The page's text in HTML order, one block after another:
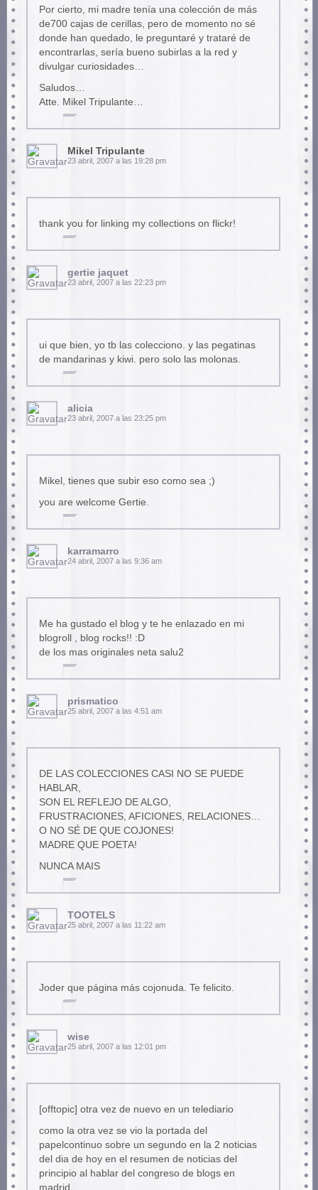
Por cierto, mi madre tenía una colección de más
de700 cajas de cerillas, pero de momento no sé
donde han quedado, le preguntaré y trataré de
encontrarlas, sería bueno subirlas a la red y
divulgar curiosidades…
Saludos…
Atte. Mikel Tripulante…
Mikel Tripulante
23 abril, 2007 a las 19:28 pm
thank you for linking my collections on flickr!
gertie jaquet
23 abril, 2007 a las 22:23 pm
ui que bien, yo tb las colecciono. y las pegatinas
de mandarinas y kiwi. pero solo las molonas.
alicia
23 abril, 2007 a las 23:25 pm
Mikel, tienes que subir eso como sea ;)
you are welcome Gertie.
karramarro
24 abril, 2007 a las 9:36 am
Me ha gustado el blog y te he enlazado en mi
blogroll , blog rocks!! :D
de los mas originales neta salu2
prismatico
25 abril, 2007 a las 4:51 am
DE LAS COLECCIONES CASI NO SE PUEDE
HABLAR,
SON EL REFLEJO DE ALGO,
FRUSTRACIONES, AFICIONES, RELACIONES…
O NO SÉ DE QUE COJONES!
MADRE QUE POETA!
NUNCA MAIS
TOOTELS
25 abril, 2007 a las 11:22 am
Joder que página más cojonuda. Te felicito.
wise
25 abril, 2007 a las 12:01 pm
[offtopic] otra vez de nuevo en un telediario
como la otra vez se vio la portada del
papelcontinuo sobre un segundo en la 2 noticias
del dia de hoy en el resumen de noticias del
principio al hablar del congreso de blogs en
madrid